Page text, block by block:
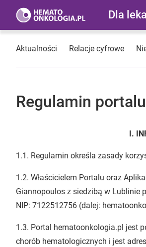
Dla
Aktualności Relacje cyfrowe
Regulamin
I.
1.1. Regulamin określa zasady
1.2. Właścicielem Portalu oraz
Giannopoulos z siedzibą w Lublinie
NIP: 7122512756 (dalej:
1.3. Portal hematoonkologia.pl jest
chorób hematologicznych i jest